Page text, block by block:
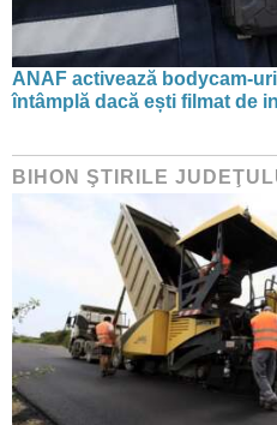
ANAF activează bodycam-
întâmplă dacă ești filmat de
BIHON ŞTIRILE